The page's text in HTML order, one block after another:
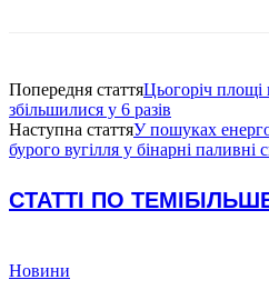
Попередня статтяЦьогоріч площі
збільшилися у 6 разів
Наступна статтяУ пошуках
бурого вугілля у бінарні паливні
СТАТТІ ПО ТЕМІ
Новини